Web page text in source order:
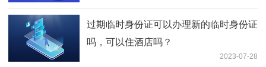
过期临时身份证可以办理新的临时身份证
吗，可以住酒店吗？
2023-07-28